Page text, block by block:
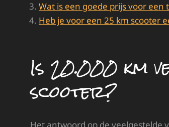
Wat is een goede prijs voor een
Heb je voor een 25 km scooter
Is 20.000 km
scooter?